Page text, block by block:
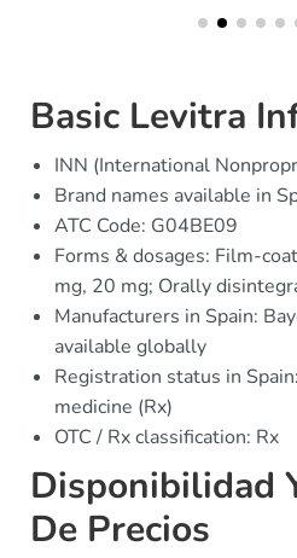
Basic Levitra
INN (International
Brand names available in
ATC Code: G04BE09
Forms & dosages: Film-
mg, 20 mg; Orally
Manufacturers in Spain:
available globally
Registration status in
medicine (Rx)
OTC / Rx classification: Rx
Disponibilidad
De Precios